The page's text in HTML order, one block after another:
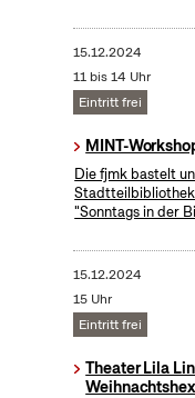
15.12.2024
11 bis 14 Uhr
Eintritt frei
MINT-
Die fjmk bastelt
Stadtteilbibliothek
"Sonntags in der
15.12.2024
15 Uhr
Eintritt frei
Theater Lila